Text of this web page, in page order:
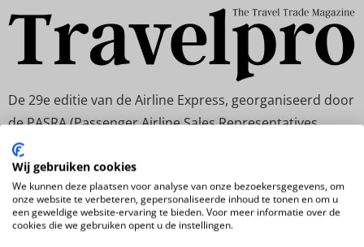
De 29e editie van de Airline Express, georganiseerd door
de PASRA (Passenger Airline Sales Representatives
Association), is gisteravond van start gegaan in het
Corendon Village Hotel Amsterdam in Badhoeverdorp.
De speeddate-avonden met airline vertegenwoordigers
is zo populair, dat de Airline Express Commissie met
Margreeth Kappert (voorzitter), Marlies Bokx (secretaris)
Wij gebruiken cookies
We kunnen deze plaatsen voor analyse van onze bezoekersgegevens, om
onze website te verbeteren, gepersonaliseerde inhoud te tonen en om u
een geweldige website-ervaring te bieden. Voor meer informatie over de
cookies die we gebruiken opent u de instellingen.